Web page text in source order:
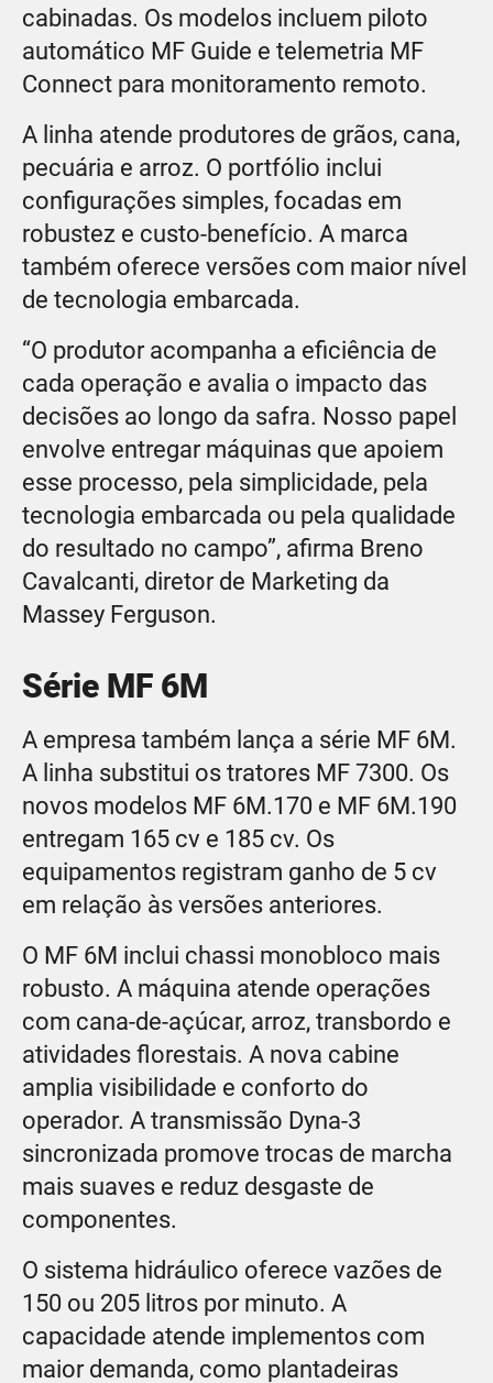
cabinadas. Os modelos incluem piloto
automático MF Guide e telemetria MF
Connect para monitoramento remoto.
A linha atende produtores de grãos, cana,
pecuária e arroz. O portfólio inclui
configurações simples, focadas em
robustez e custo-benefício. A marca
também oferece versões com maior nível
de tecnologia embarcada.
“O produtor acompanha a eficiência de
cada operação e avalia o impacto das
decisões ao longo da safra. Nosso papel
envolve entregar máquinas que apoiem
esse processo, pela simplicidade, pela
tecnologia embarcada ou pela qualidade
do resultado no campo”, afirma Breno
Cavalcanti, diretor de Marketing da
Massey Ferguson.
Série MF 6M
A empresa também lança a série MF 6M.
A linha substitui os tratores MF 7300. Os
novos modelos MF 6M.170 e MF 6M.190
entregam 165 cv e 185 cv. Os
equipamentos registram ganho de 5 cv
em relação às versões anteriores.
O MF 6M inclui chassi monobloco mais
robusto. A máquina atende operações
com cana-de-açúcar, arroz, transbordo e
atividades florestais. A nova cabine
amplia visibilidade e conforto do
operador. A transmissão Dyna-3
sincronizada promove trocas de marcha
mais suaves e reduz desgaste de
componentes.
O sistema hidráulico oferece vazões de
150 ou 205 litros por minuto. A
capacidade atende implementos com
maior demanda, como plantadeiras